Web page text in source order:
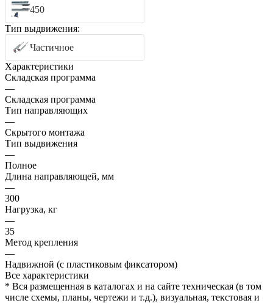
450
Тип выдвижения:
Частичное
Характеристики
Складская программа
—
Складская программа
Тип направляющих
—
Скрытого монтажа
Тип выдвижения
—
Полное
Длина направляющей, мм
—
300
Нагрузка, кг
—
35
Метод крепления
—
Надвижной (с пластиковым фиксатором)
Все характеристики
* Вся размещенная в каталогах и на сайте техническая (в том
числе схемы, планы, чертежи и т.д.), визуальная, текстовая и